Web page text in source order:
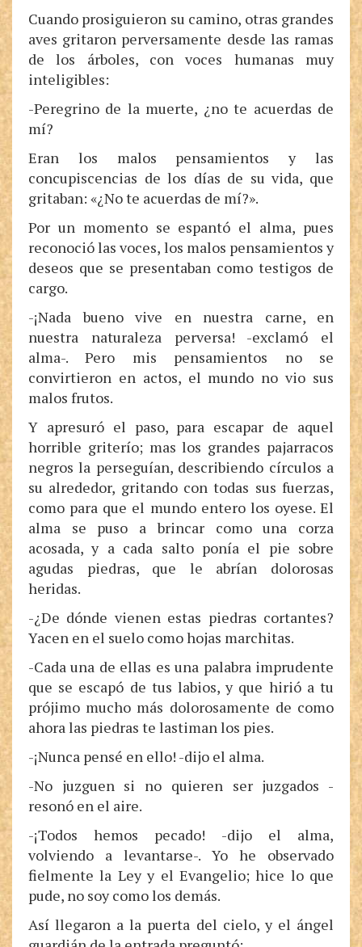
Cuando prosiguieron su camino, otras grandes
aves gritaron perversamente desde las ramas
de los árboles, con voces humanas muy
inteligibles:
-Peregrino de la muerte, ¿no te acuerdas de
mí?
Eran los malos pensamientos y las
concupiscencias de los días de su vida, que
gritaban: «¿No te acuerdas de mí?».
Por un momento se espantó el alma, pues
reconoció las voces, los malos pensamientos y
deseos que se presentaban como testigos de
cargo.
-¡Nada bueno vive en nuestra carne, en
nuestra naturaleza perversa! -exclamó el
alma-. Pero mis pensamientos no se
convirtieron en actos, el mundo no vio sus
malos frutos.
Y apresuró el paso, para escapar de aquel
horrible griterío; mas los grandes pajarracos
negros la perseguían, describiendo círculos a
su alrededor, gritando con todas sus fuerzas,
como para que el mundo entero los oyese. El
alma se puso a brincar como una corza
acosada, y a cada salto ponía el pie sobre
agudas piedras, que le abrían dolorosas
heridas.
-¿De dónde vienen estas piedras cortantes?
Yacen en el suelo como hojas marchitas.
-Cada una de ellas es una palabra imprudente
que se escapó de tus labios, y que hirió a tu
prójimo mucho más dolorosamente de como
ahora las piedras te lastiman los pies.
-¡Nunca pensé en ello! -dijo el alma.
-No juzguen si no quieren ser juzgados -
resonó en el aire.
-¡Todos hemos pecado! -dijo el alma,
volviendo a levantarse-. Yo he observado
fielmente la Ley y el Evangelio; hice lo que
pude, no soy como los demás.
Así llegaron a la puerta del cielo, y el ángel